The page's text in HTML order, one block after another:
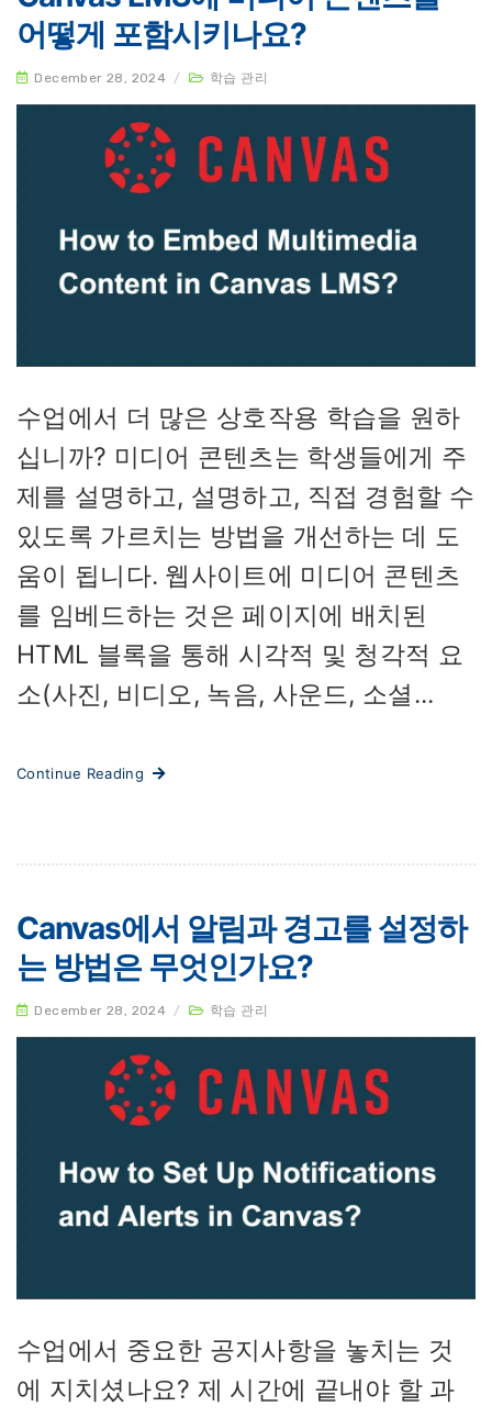
어떻게 포함시키나요?
December 28, 2024 / 학습 관리
수업에서 더 많은 상호작용 학습을 원하
십니까? 미디어 콘텐츠는 학생들에게 주
제를 설명하고, 설명하고, 직접 경험할 수
있도록 가르치는 방법을 개선하는 데 도
움이 됩니다. 웹사이트에 미디어 콘텐츠
를 임베드하는 것은 페이지에 배치된
HTML 블록을 통해 시각적 및 청각적 요
소(사진, 비디오, 녹음, 사운드, 소셜...
Continue Reading
Canvas에서 알림과 경고를 설정하
는 방법은 무엇인가요?
December 28, 2024 / 학습 관리
수업에서 중요한 공지사항을 놓치는 것
에 지치셨나요? 제 시간에 끝내야 할 과